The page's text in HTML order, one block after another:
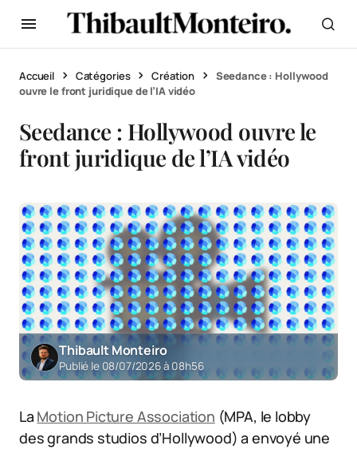
Accueil Catégories Création
Seedance : Hollywood
ouvre le front juridique de l’IA vidéo
Seedance : Hollywood ouvre le
front juridique de l’IA vidéo
Thibault Monteiro
Publié le 08/07/2026 à 08h56
La Motion Picture Association (MPA, le lobby
des grands studios d’Hollywood) a envoyé une